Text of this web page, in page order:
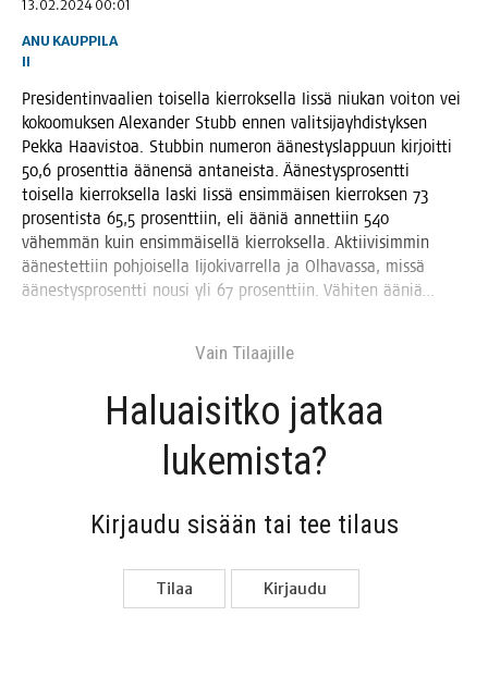
13.02.2024 00:01
ANU KAUPPILA
II
Pre­si­den­tin­vaa­lien toi­sel­la kier­rok­sel­la Iis­sä niu­kan voi­ton vei
kokoo­muk­sen Alexan­der Stubb ennen valit­si­jayh­dis­tyk­sen
Pek­ka Haa­vis­toa. Stub­bin nume­ron äänes­tys­lap­puun kir­joit­ti
50,6 pro­sent­tia äänen­sä anta­neis­ta. Äänes­tys­pro­sent­ti
toi­sel­la kier­rok­sel­la las­ki Iis­sä ensim­mäi­sen kier­rok­sen 73
pro­sen­tis­ta 65,5 pro­sent­tiin, eli ääniä annet­tiin 540
vähem­män kuin ensim­mäi­sel­lä kier­rok­sel­la. Aktii­vi­sim­min
äänes­tet­tiin poh­joi­sel­la Iijo­ki­var­rel­la ja Olha­vas­sa, mis­sä
äänes­tys­pro­sent­ti nousi yli 67 pro­sent­tiin. Vähi­ten ääniä…
Vain Tilaa­jil­le
Haluai­sit­ko jat­kaa
lukemista?
Kir­jau­du sisään tai tee tilaus
Tilaa Kir­jau­du